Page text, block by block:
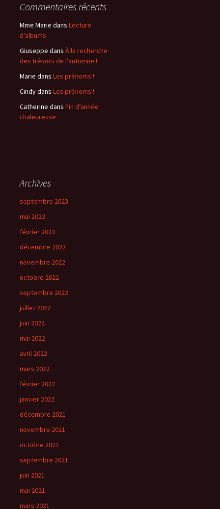
Commentaires récents
Mme Marie dans Lecture
d’albums
Giuseppe dans À la recherche
des trésors de l’automne !
Marie dans Les prénoms !
Cindydans Les prénoms !
Catherine dans Fin d’année
chaleureuse
Archives
septembre 2023
mai 2023
février 2023
décembre 2022
novembre 2022
octobre 2022
septembre 2022
juillet 2022
juin 2022
mai 2022
avril 2022
mars 2022
février 2022
janvier 2022
décembre 2021
novembre 2021
octobre 2021
septembre 2021
juin 2021
mai 2021
mars 2021